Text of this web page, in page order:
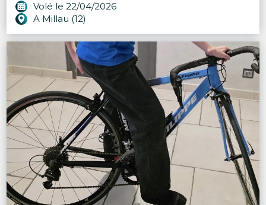
Volé le 22/04/2026
A Millau (12)